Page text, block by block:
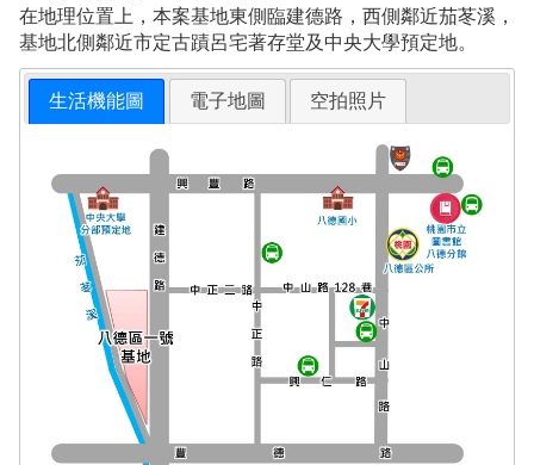
在地理位置上，本案基地東側臨建德路，西側鄰近茄苳溪，
基地北側鄰近市定古蹟呂宅著存堂及中央大學預定地。
生活機能圖 電子地圖 空拍照片